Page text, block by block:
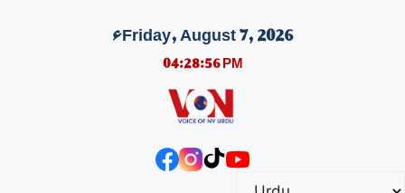
Friday, August 7, 2026ء
04:28:57 PM